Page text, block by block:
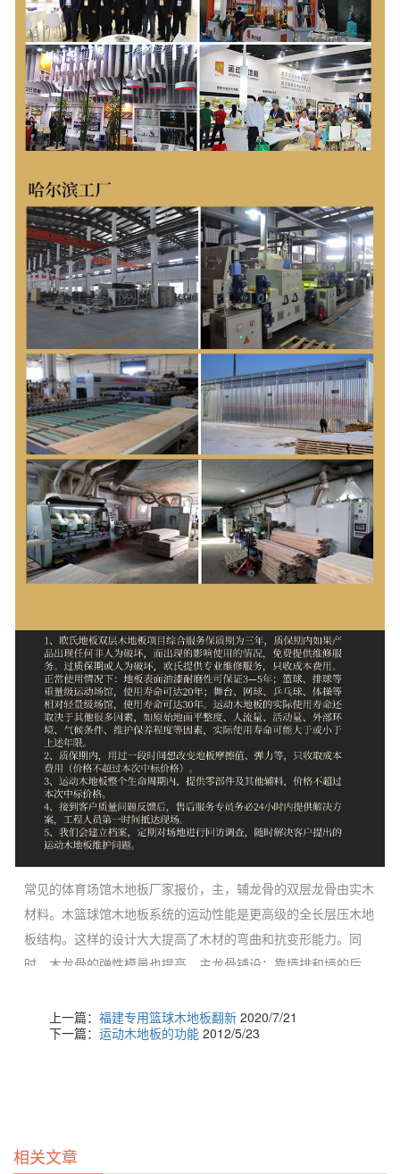
常见的体育场馆木地板厂家报价，主，辅龙骨的双层龙骨由实木
材料。木篮球馆木地板系统的运动性能是更高级的全长层压木地
板结构。这样的设计大大提高了木材的弯曲和抗变形能力。同
时，木龙骨的弹性模量也提高。主龙骨铺设：靠墙排和墙的后
邻两行应大于错的，龙骨接头都左右的差距，以及龙骨接头使用
固定的马钉。没关系率先实行在不显眼的地方片面的应用程序，
方木材，由于木材板的分离。据全球数据的数据，在运动过程中
上一篇： 福建专用篮球木地板翻新 2020/7/21
下一篇： 运动木地板的功能 2012/5/23
相关文章